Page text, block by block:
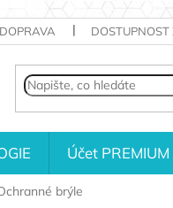
DOPRAVA DOSTUPNOST
Účet PREMIUM
brýle